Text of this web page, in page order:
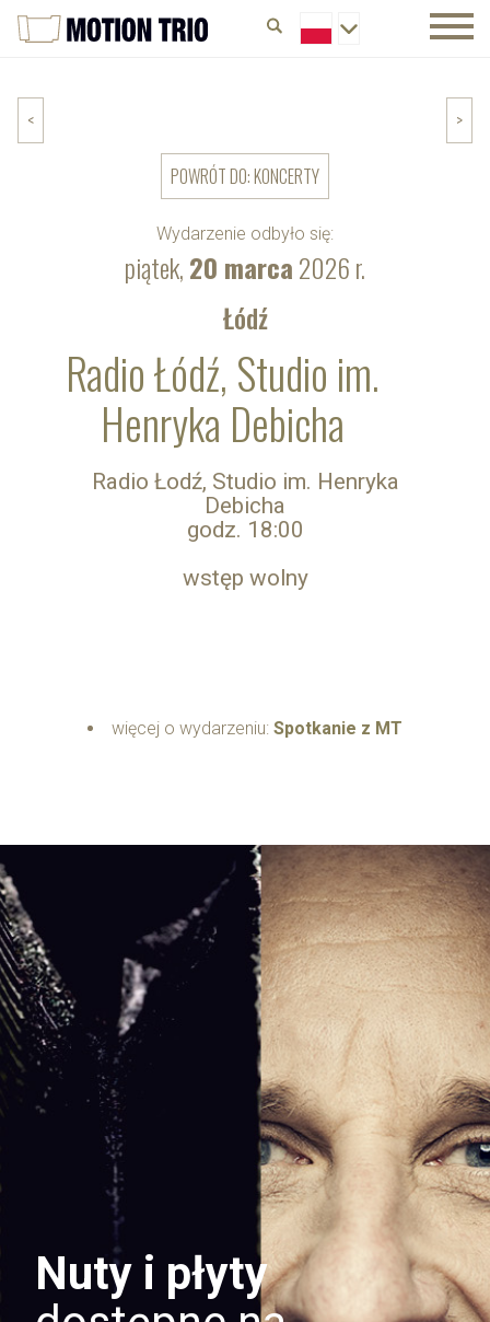
Wydarzenie odbyło się:
piątek,20 marca2026 r.
< >
POWRÓT DO: KONCERTY
Łódź
Radio Łódź, Studio im.
Henryka Debicha
Radio Łodź, Studio im. Henryka
Debicha
godz. 18:00
wstęp wolny
więcej o wydarzeniu: Spotkanie z MT
Nuty i płyty